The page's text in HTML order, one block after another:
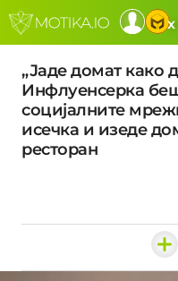
„Јаде домат како
Инфлуенсерка
социјалните
исечка и изеде
ресторан